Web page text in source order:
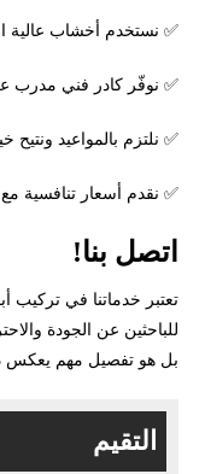
✅ نستخدم أخشاب عالية
✅ نوفّر كادر فني مدرب
✅ نلتزم بالمواعيد ونتيح
✅ نقدم أسعار تنافسية
اتصل بنا!
تعتبر خدماتنا في تركيب
للباحثين عن الجودة
بل هو تفصيل مهم يعكس
التقيم